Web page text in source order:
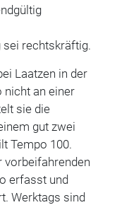
sei rechtskräftig.
Laatzen in der
nicht an einer
sie die
gut zwei
Tempo 100.
vorbeifahrenden
erfasst und
Werktags sind